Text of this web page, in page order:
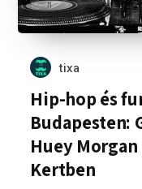
tixa
Hip-hop és
Budapesten:
Huey
Kertben